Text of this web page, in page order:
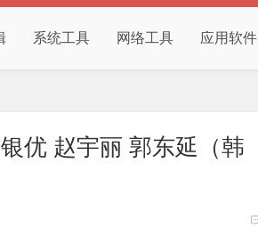
系统工具 网络工具 应用软件
优 赵宇丽 郭东延（韩